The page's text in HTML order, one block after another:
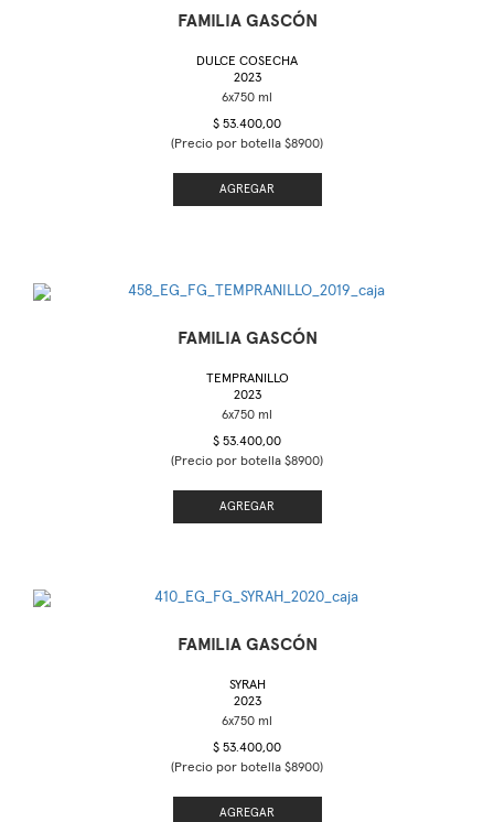
FAMILIA GASCÓN
DULCE COSECHA
2023
$ 53.400,00
(Precio por botella $8900)
AGREGAR
FAMILIA GASCÓN
TEMPRANILLO
2023
$ 53.400,00
(Precio por botella $8900)
AGREGAR
FAMILIA GASCÓN
SYRAH
2023
$ 53.400,00
(Precio por botella $8900)
AGREGAR